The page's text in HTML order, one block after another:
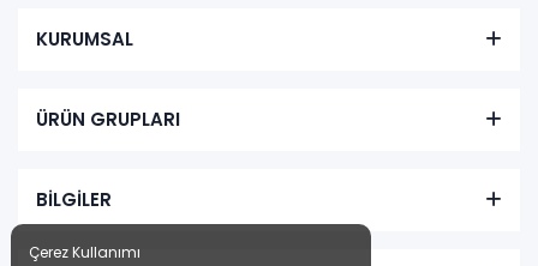
KURUMSAL
ÜRÜN GRUPLARI
BİLGİLER
Çerez Kullanımı